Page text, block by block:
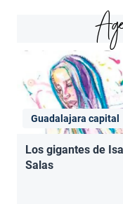
Guadalajara capital
Los gigantes de
Salas